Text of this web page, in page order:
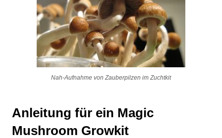
Nah-Aufnahme von Zauberpilzen im Zuchtkit
Anleitung für ein Magic
Mushroom Growkit